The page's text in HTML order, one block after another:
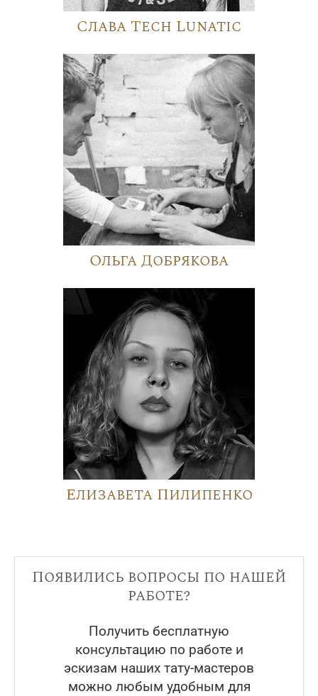
Слава Tech Lunatic
Ольга Добрякова
Елизавета Пилипенко
Появились вопросы по нашей
работе?
Получить бесплатную
консультацию по работе и
эскизам наших тату-мастеров
можно любым удобным для